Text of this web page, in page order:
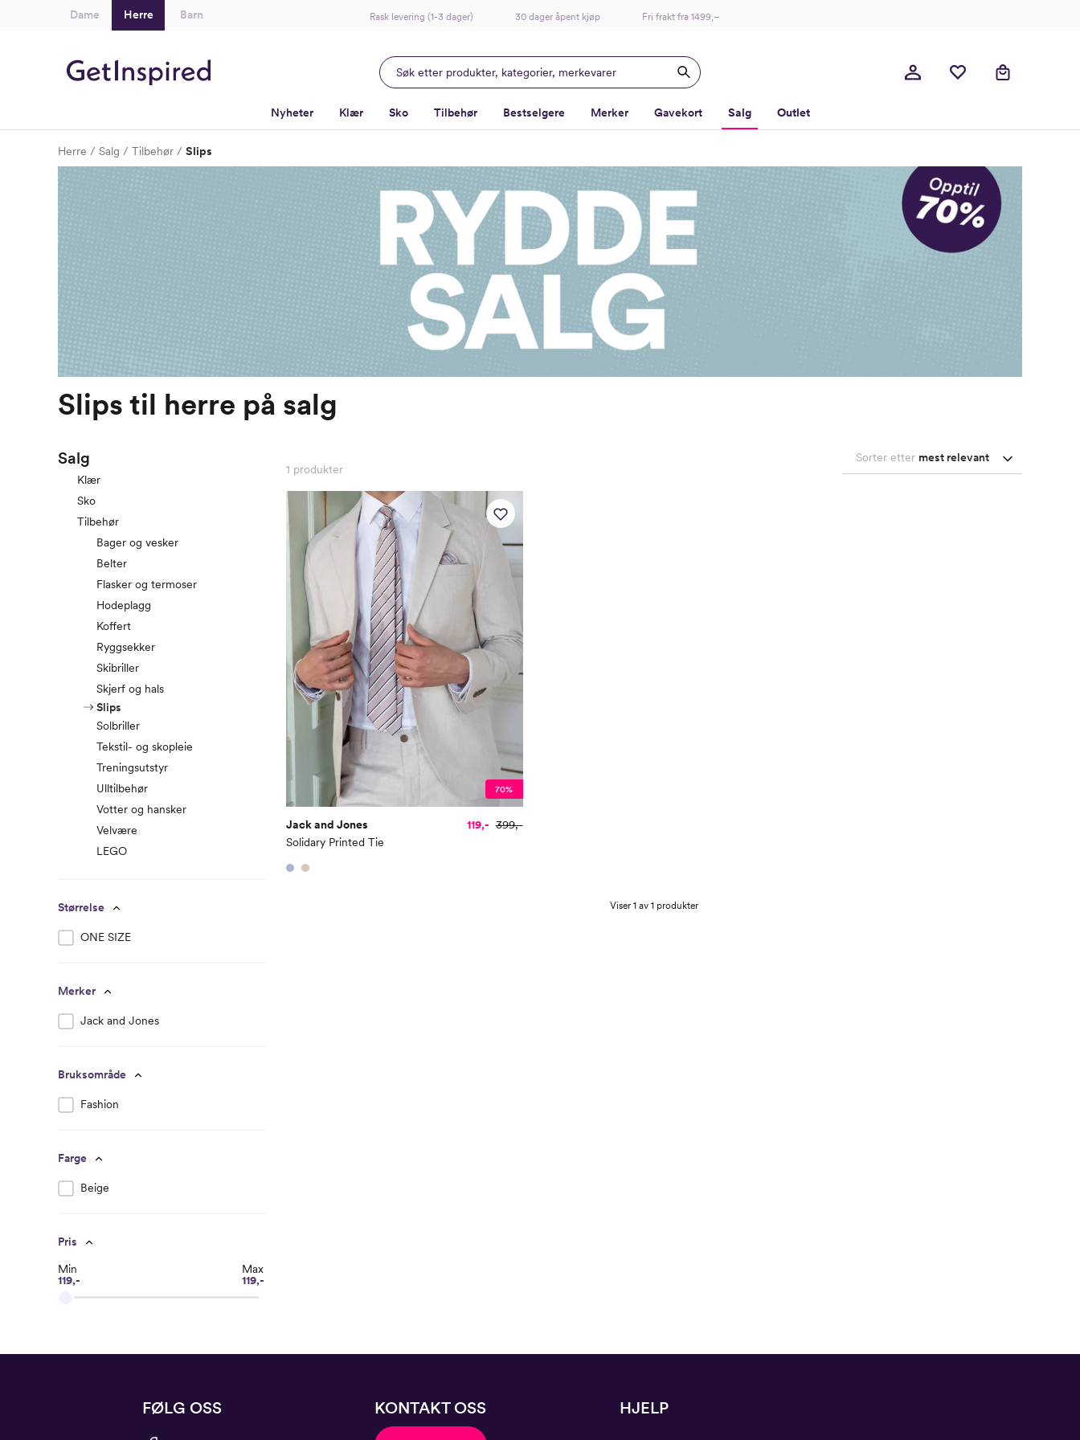
Dame Herre Barn Rask levering (1-3 dager) 30 dager åpent kjøp Fri frakt fra 1499,–
Nyheter Klær Sko Tilbehør Bestselgere Merker Gavekort Salg Outlet
Herre Salg Tilbehør Slips
Slips til herre på salg
Salg
Klær
Sko
Tilbehør
Bager og vesker
Belter
Flasker og termoser
Hodeplagg
Koffert
Ryggsekker
Skibriller
Skjerf og hals
Slips
Solbriller
Tekstil- og skopleie
Treningsutstyr
Ulltilbehør
Votter og hansker
Velvære
LEGO
Størrelse
ONE SIZE
Merker
Jack and Jones
Bruksområde
Fashion
Farge
Beige
Pris
Min
119,-
Max
119,-
1 produkter
Sorter etter mest relevant
70%
Jack and Jones
Solidary Printed Tie
119,- 399,-
Viser 1 av 1 produkter
FØLG OSS KONTAKT OSS HJELP